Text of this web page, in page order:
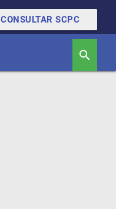
CONSULTAR SCPC
search